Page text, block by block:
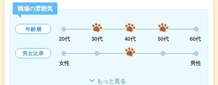
職場の雰囲気
年齢層
20代
30代 40代 50代
60代
男女比率
女性
男性
もっと見る